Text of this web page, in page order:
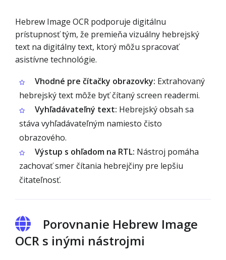
Hebrew Image OCR podporuje digitálnu
prístupnosť tým, že premieňa vizuálny hebrejský
text na digitálny text, ktorý môžu spracovať
asistívne technológie.
Vhodné pre čítačky obrazovky: Extrahovaný
hebrejský text môže byť čítaný screen readermi.
Vyhľadávateľný text: Hebrejský obsah sa
stáva vyhľadávateľným namiesto čisto
obrazového.
Výstup s ohľadom na RTL: Nástroj pomáha
zachovať smer čítania hebrejčiny pre lepšiu
čitateľnosť.
Porovnanie Hebrew Image
OCR s inými nástrojmi